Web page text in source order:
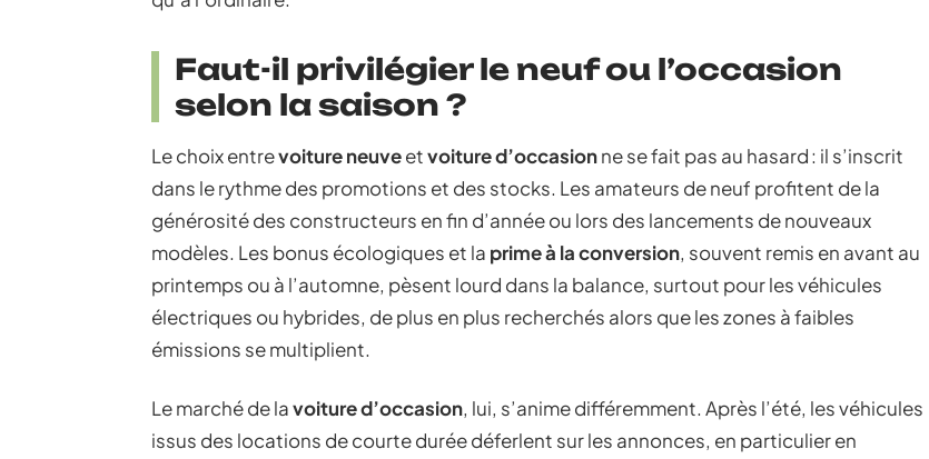
Faut-il privilégier le neuf ou l’occasion
selon la saison ?
Le choix entrevoiture neuveetvoiture d’occasionne se fait pas au hasard : il s’inscrit
dans le rythme des promotions et des stocks. Les amateurs de neuf profitent de la
générosité des constructeurs en fin d’année ou lors des lancements de nouveaux
modèles. Les bonus écologiques et la prime à la conversion, souvent remis en avant au
printemps ou à l’automne, pèsent lourd dans la balance, surtout pour les véhicules
électriques ou hybrides, de plus en plus recherchés alors que les zones à faibles
émissions se multiplient.
Le marché de lavoiture d’occasion, lui, s’anime différemment. Après l’été, les véhicules
issus des locations de courte durée déferlent sur les annonces, en particulier en